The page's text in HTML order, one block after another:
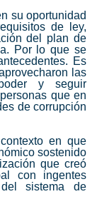
su oportunidad
de ley,
del plan de
Por lo que se
Es
las
y seguir
que en
de corrupción
en que
sostenido
que creó
con ingentes
sistema de